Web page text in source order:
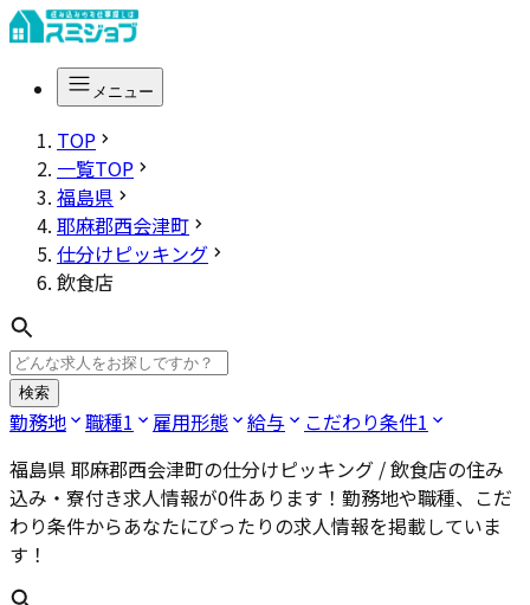
メニュー
TOP
一覧TOP
福島県
耶麻郡西会津町
仕分けピッキング
飲食店
検索
勤務地 職種1 雇用形態 給与 こだわり条件1
福島県 耶麻郡西会津町の仕分けピッキング / 飲食店の住み
込み・寮付き求人情報が0件あります！勤務地や職種、こだ
わり条件からあなたにぴったりの求人情報を掲載していま
す！